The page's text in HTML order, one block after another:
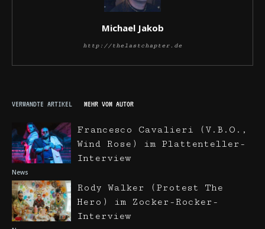
Michael Jakob
http://thelastchapter.de
VERWANDTE ARTIKEL MEHR VOM AUTOR
News
Francesco Cavalieri (V.B.O.,
Wind Rose) im Plattenteller-
Interview
Rody Walker (Protest The
Hero) im Zocker-Rocker-
Interview